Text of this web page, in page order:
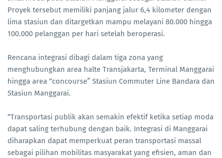
Proyek tersebut memiliki panjang jalur 6,4 kilometer dengan
lima stasiun dan ditargetkan mampu melayani 80.000 hingga
100.000 pelanggan per hari setelah beroperasi.
Rencana integrasi dibagi dalam tiga zona yang
menghubungkan area halte Transjakarta, Terminal Manggarai
hingga area “concourse” Stasiun Commuter Line Bandara dan
Stasiun Manggarai.
“Transportasi publik akan semakin efektif ketika setiap moda
dapat saling terhubung dengan baik. Integrasi di Manggarai
diharapkan dapat memperkuat peran transportasi massal
sebagai pilihan mobilitas masyarakat yang efisien, aman dan